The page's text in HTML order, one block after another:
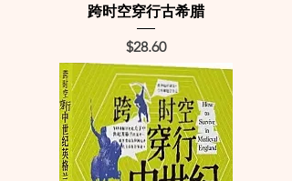
跨时空穿行古希腊
Price
$28.60